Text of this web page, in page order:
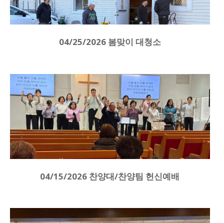
04/25/2026 봄맞이 대청소
04/15/2026 찬양대/찬양팀 헌신예배